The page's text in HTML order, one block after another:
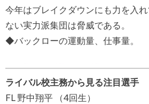
今年はブレイクダウンにも力を入
ない実力派集団は脅威である。
◆バックローの運動量、仕事量。
ライバル校主務から見る注目選手
FL 野中翔平 （4回生）